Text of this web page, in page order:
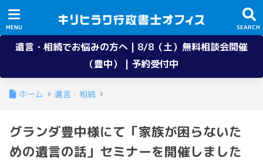
遺言・相続でお悩みの方へ | 8/8（土）無料相談会開催
（豊中） | 予約受付中
ホーム 遺言・相続
グランダ豊中様にて「家族が困らないた
めの遺言の話」セミナーを開催しました